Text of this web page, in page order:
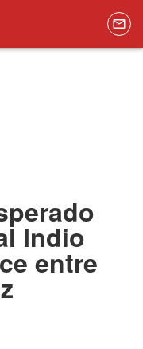
Indio
entre